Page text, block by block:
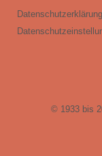
Datenschutzerklärung
© 1933 bis